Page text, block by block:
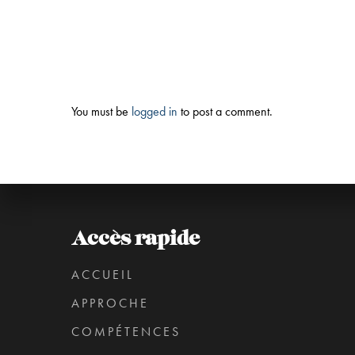
You must be logged in to post a comment.
Accès rapide
ACCUEIL
APPROCHE
COMPÉTENCES